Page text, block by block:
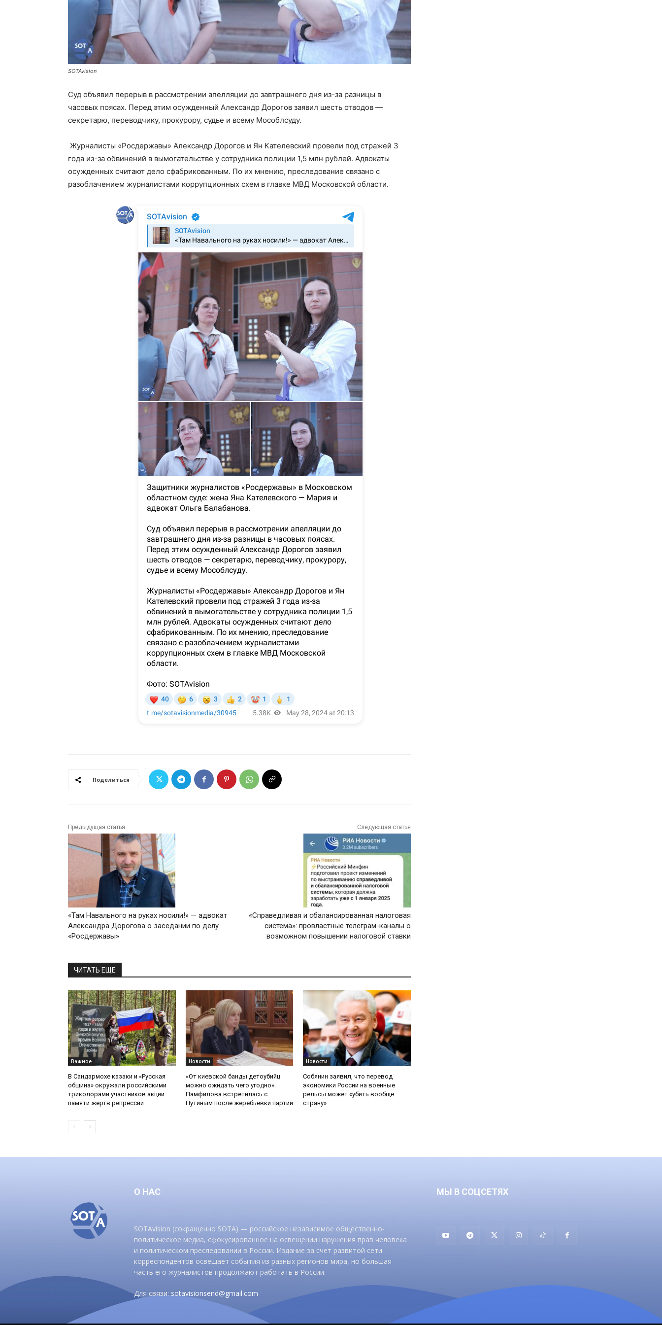
SOTAvision
Суд объявил перерыв в рассмотрении апелляции до завтрашнего дня из-за разницы в
часовых поясах. Перед этим осужденный Александр Дорогов заявил шесть отводов —
секретарю, переводчику, прокурору, судье и всему Мособлсуду.
Журналисты «Росдержавы» Александр Дорогов и Ян Кателевский провели под стражей 3
года из-за обвинений в вымогательстве у сотрудника полиции 1,5 млн рублей. Адвокаты
осужденных считают дело сфабрикованным. По их мнению, преследование связано с
разоблачением журналистами коррупционных схем в главке МВД Московской области.
Поделиться
Предыдущая статья
«Там Навального на руках носили!» — адвокат
Александра Дорогова о заседании по делу
«Росдержавы»
Следующая статья
«Справедливая и сбалансированная налоговая
система»: провластные телеграм-каналы о
возможном повышении налоговой ставки
ЧИТАТЬ ЕЩЕ
Важное
В Сандармохе казаки и «Русская
община» окружали российскими
триколорами участников акции
памяти жертв репрессий
Новости
«От киевской банды детоубийц
можно ожидать чего угодно».
Памфилова встретилась с
Путиным после жеребьевки партий
Новости
Собянин заявил, что перевод
экономики России на военные
рельсы может «убить вообще
страну»
О НАС
SOTAvision (сокращенно SOTA) — российское независимое общественно-
политическое медиа, сфокусированное на освещении нарушения прав человека
и политическом преследовании в России. Издание за счет развитой сети
корреспондентов освещает события из разных регионов мира, но большая
часть его журналистов продолжают работать в России.
Для связи:sotavisionsend@gmail.com
МЫ В СОЦСЕТЯХ